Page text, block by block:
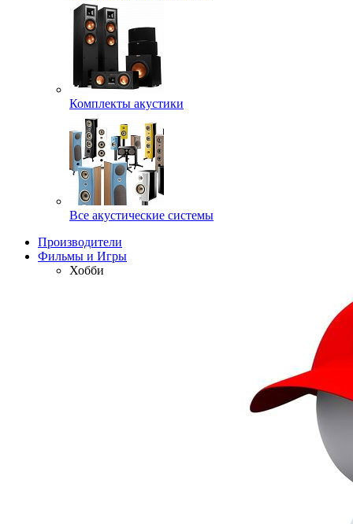
Комплекты акустики
Все акустические системы
Производители
Фильмы и Игры
Хобби